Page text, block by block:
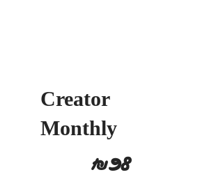
Creator
Monthly
₪98